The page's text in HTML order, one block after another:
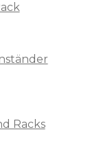
Racks